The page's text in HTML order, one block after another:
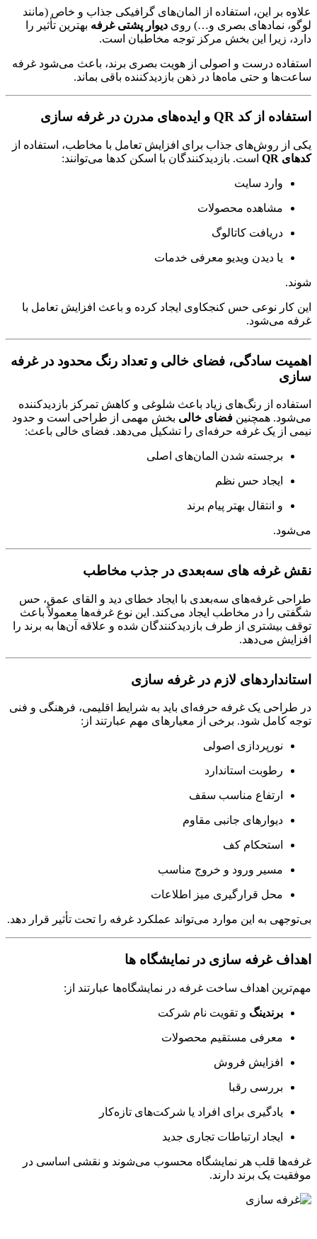
علاوه بر این، استفاده از المان‌های گرافیکی جذاب و خاص (مانند
لوگو، نمادهای بصری و…) روی دیوار پشتی غرفه بهترین تأثیر را
دارد، زیرا این بخش مرکز توجه مخاطبان است.
استفاده درست و اصولی از هویت بصری برند، باعث می‌شود غرفه
ساعت‌ها و حتی ماه‌ها در ذهن بازدیدکننده باقی بماند.
استفاده از کد QR و ایده‌های مدرن در غرفه سازی
یکی از روش‌های جذاب برای افزایش تعامل با مخاطب، استفاده از
کدهای QR
است. بازدیدکنندگان با اسکن کدها می‌توانند:
وارد سایت
مشاهده محصولات
دریافت کاتالوگ
یا دیدن ویدیو معرفی خدمات
شوند.
این کار نوعی حس کنجکاوی ایجاد کرده و باعث افزایش تعامل با
غرفه می‌شود.
اهمیت سادگی، فضای خالی و تعداد رنگ محدود در غرفه
سازی
استفاده از رنگ‌های زیاد باعث شلوغی و کاهش تمرکز بازدیدکننده
می‌شود. همچنین فضای خالی بخش مهمی از طراحی است و حدود
نیمی از یک غرفه حرفه‌ای را تشکیل می‌دهد. فضای خالی باعث:
برجسته شدن المان‌های اصلی
ایجاد حس نظم
و انتقال بهتر پیام برند
می‌شود.
نقش غرفه‌ های سه‌بعدی در جذب مخاطب
طراحی غرفه‌های سه‌بعدی با ایجاد خطای دید و القای عمق، حس
شگفتی را در مخاطب ایجاد می‌کند. این نوع غرفه‌ها معمولاً باعث
توقف بیشتری از طرف بازدیدکنندگان شده و علاقه آن‌ها به برند را
افزایش می‌دهد.
استانداردهای لازم در غرفه سازی
در طراحی یک غرفه حرفه‌ای باید به شرایط اقلیمی، فرهنگی و فنی
توجه کامل شود. برخی از معیارهای مهم عبارتند از:
نورپردازی اصولی
رطوبت استاندارد
ارتفاع مناسب سقف
دیوارهای جانبی مقاوم
استحکام کف
مسیر ورود و خروج مناسب
محل قرارگیری میز اطلاعات
بی‌توجهی به این موارد می‌تواند عملکرد غرفه را تحت تأثیر قرار دهد.
اهداف غرفه سازی در نمایشگاه‌ ها
مهم‌ترین اهداف ساخت غرفه در نمایشگاه‌ها عبارتند از:
برندینگ و تقویت نام شرکت
معرفی مستقیم محصولات
افزایش فروش
بررسی رقبا
یادگیری برای افراد یا شرکت‌های تازه‌کار
ایجاد ارتباطات تجاری جدید
غرفه‌ها قلب هر نمایشگاه محسوب می‌شوند و نقشی اساسی در
موفقیت یک برند دارند.